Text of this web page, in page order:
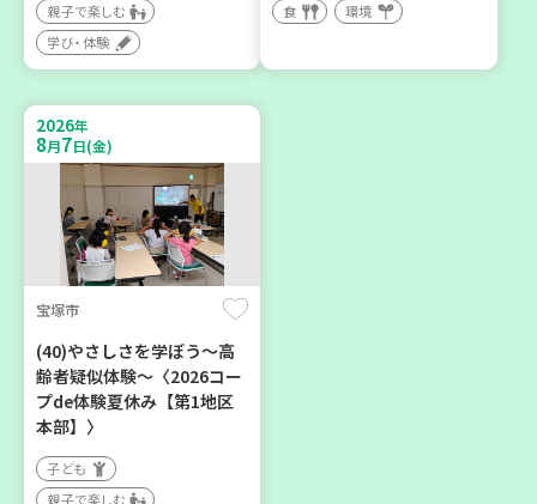
神戸市東灘区
【第3地区本部】「ふれあい
（毎月第2金曜日）
食 カフェ・つどい場
神戸市西区
2026年
30日(水)
神戸市北区
「コープくらしの助け合い
の会」コーディネーター養
親子で楽しむ
学び・体験
食 環境
2026年
8月7日(金)
宝塚市
(40)やさしさを学ぼう～高
齢者疑似体験～〈2026コー
プde体験夏休み【第1地区
本部】〉
子ども
親子で楽しむ